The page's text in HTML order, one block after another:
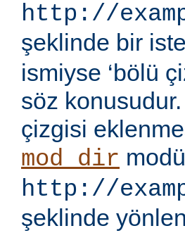
http://
şeklinde bir
ismiyse ‘bölü
söz
çizgisi
mod_dir
http://
şeklinde